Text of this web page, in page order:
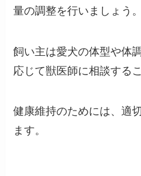
量の調整を行いましょう。
飼い主は愛犬の体型や体
応じて獣医師に相談する
健康維持のためには、適
ます。